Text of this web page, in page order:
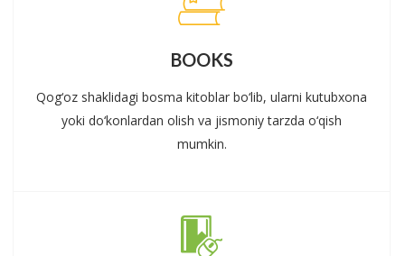
BOOKS
Qog‘oz shaklidagi bosma kitoblar bo‘lib, ularni kutubxona
yoki do‘konlardan olish va jismoniy tarzda o‘qish
mumkin.